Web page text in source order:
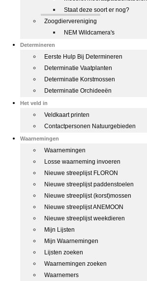
Staat deze soort er nog?
Zoogdiervereniging
NEM Wildcamera's
Determineren
Eerste Hulp Bij Determineren
Determinatie Vaatplanten
Determinatie Korstmossen
Determinatie Orchideeën
Het veld in
Veldkaart printen
Contactpersonen Natuurgebieden
Waarnemingen
Waarnemingen
Losse waarneming invoeren
Nieuwe streeplijst FLORON
Nieuwe streeplijst paddenstoelen
Nieuwe streeplijst (korst)mossen
Nieuwe streeplijst ANEMOON
Nieuwe streeplijst weekdieren
Mijn Lijsten
Mijn Waarnemingen
Lijsten zoeken
Waarnemingen zoeken
Waarnemers